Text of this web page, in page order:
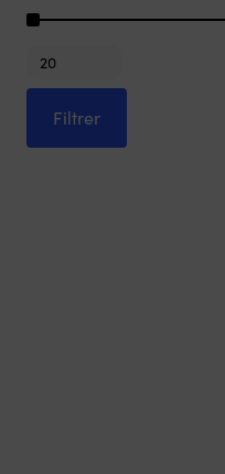
Prix
min
Prix
max
Filtrer